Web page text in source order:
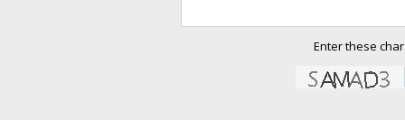
Enter these